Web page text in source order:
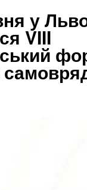
у
VIII